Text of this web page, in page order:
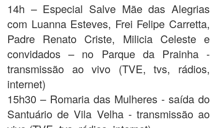
14h – Especial Salve Mãe das Alegrias
com Luanna Esteves, Frei Felipe Carretta,
Padre Renato Criste, Milicia Celeste e
convidados – no Parque da Prainha -
transmissão ao vivo (TVE, tvs, rádios,
internet)
15h30 – Romaria das Mulheres - saída do
Santuário de Vila Velha - transmissão ao